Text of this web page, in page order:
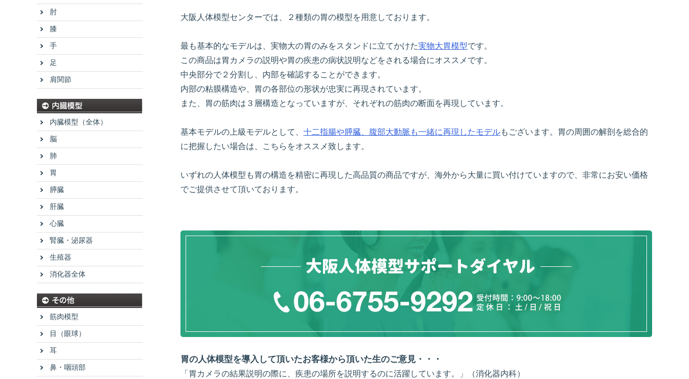
大阪人体模型センターでは、２種類の胃の模型を用意しております。
最も基本的なモデルは、実物大の胃のみをスタンドに立てかけた実物大胃模型です。
この商品は胃カメラの説明や胃の疾患の病状説明などをされる場合にオススメです。
中央部分で２分割し、内部を確認することができます。
内部の粘膜構造や、胃の各部位の形状が忠実に再現されています。
また、胃の筋肉は３層構造となっていますが、それぞれの筋肉の断面を再現しています。
基本モデルの上級モデルとして、 十二指腸や膵臓、腹部大動脈も一緒に再現したモデルもございます。胃の周囲の解剖を総合的
に把握したい場合は、こちらをオススメ致します。
いずれの人体模型も胃の構造を精密に再現した高品質の商品ですが、海外から大量に買い付けていますので、非常にお安い価格
でご提供させて頂いております。
胃の人体模型を導入して頂いたお客様から頂いた生のご意見・・・
「胃カメラの結果説明の際に、疾患の場所を説明するのに活躍しています。」（消化器内科）
肘
膝
手
足
肩関節
内臓模型（全体）
脳
肺
胃
膵臓
肝臓
心臓
腎臓・泌尿器
生殖器
消化器全体
筋肉模型
目（眼球）
耳
鼻・咽頭部